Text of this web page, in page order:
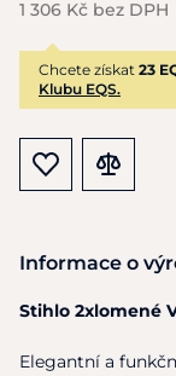
1 306 Kč bez DPH
Chcete získat 23
Klubu EQS.
Informace o
Stihlo 2xlomené
Elegantní a